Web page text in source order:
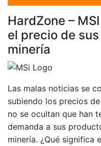
HardZone –
el precio de
minería
Las malas noticias se
subiendo los precios
no se ocultan que han
demanda a sus
minería. ¿Qué significa